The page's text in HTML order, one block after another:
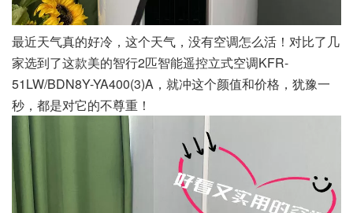
最近天气真的好冷，这个天气，没有空调怎么活！对比了几
家选到了这款美的智行2匹智能遥控立式空调KFR-
51LW/BDN8Y-YA400(3)A，就冲这个颜值和价格，犹豫一
秒，都是对它的不尊重！